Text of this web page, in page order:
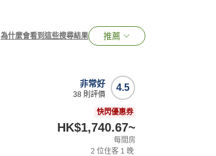
為什麼會看到這些搜尋結果 推薦
4.5
非常好
38 則評價
快閃優惠券
HK$1,740.67~
每間房
2 位住客 1 晚